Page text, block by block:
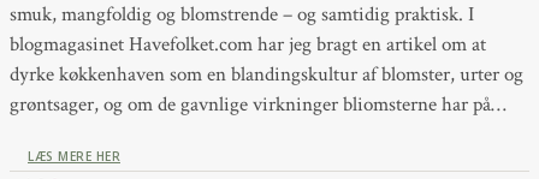
smuk, mangfoldig og blomstrende – og samtidig praktisk. I
blogmagasinet Havefolket.com har jeg bragt en artikel om at
dyrke køkkenhaven som en blandingskultur af blomster, urter og
grøntsager, og om de gavnlige virkninger bliomsterne har på…
LÆS MERE HER